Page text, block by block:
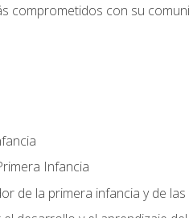
comprometidos con su
Infancia
de la primera infancia y de